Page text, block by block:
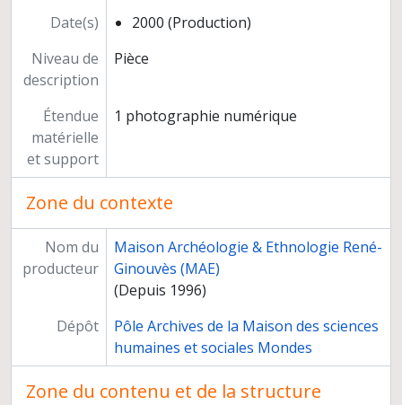
Date(s)
2000 (Production)
Niveau de
description
Pièce
Étendue
matérielle
et support
1 photographie numérique
Zone du contexte
Nom du
producteur
Maison Archéologie & Ethnologie René-
Ginouvès (MAE)
(Depuis 1996)
Dépôt
Pôle Archives de la Maison des sciences
humaines et sociales Mondes
Zone du contenu et de la structure